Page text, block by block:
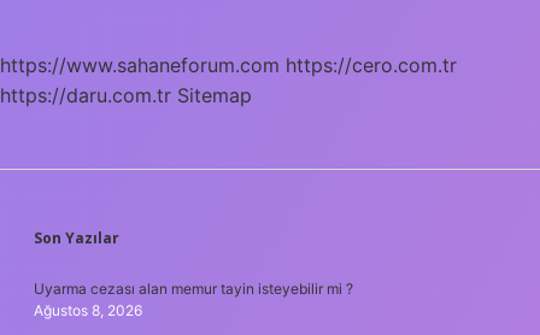
https://www.sahaneforum.com https://cero.com.tr
https://daru.com.tr Sitemap
SIDEBAR
Son Yazılar
Uyarma cezası alan memur tayin isteyebilir mi ?
Ağustos 8, 2026